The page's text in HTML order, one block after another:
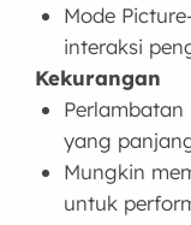
Mode
interaksi
Kekurangan
Perlambatan
yang
Mungkin
untuk